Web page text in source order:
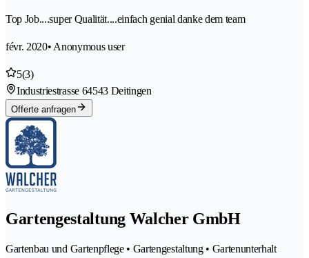
Top Job....super Qualität....einfach genial danke dem team
févr. 2020• Anonymous user
5(3)
Industriestrasse 64543 Deitingen
Offerte anfragen
Gartengestaltung Walcher GmbH
Gartenbau und Gartenpflege • Gartengestaltung • Gartenunterhalt